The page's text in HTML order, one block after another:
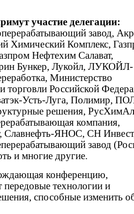
участие делегации:
завод,
Химический Комплекс,
Нефтехим Салават,
Бункер, Лукойл, ЛУКОЙЛ-
Министерство
торговли Российской
Усть-Луга, Полимир,
решения,
компания,
Славнефть-ЯНОС, СН
завод
и многие другие.
конференцию,
передовые технологии и
способные изменить